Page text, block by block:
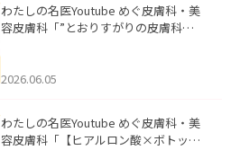
わたしの名医Youtube めぐ皮膚科・美
容皮膚科「”とおりすがりの皮膚科
2026.06.05
わたしの名医Youtube めぐ皮膚科・美
容皮膚科「【ヒアルロン酸×ボトック